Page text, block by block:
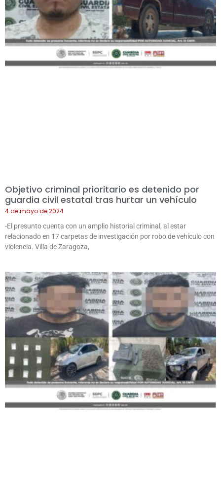
Objetivo criminal prioritario es detenido por
guardia civil estatal tras hurtar un vehículo
4 de mayo de 2024
-El presunto cuenta con un amplio historial criminal, al estar
relacionado en 17 carpetas de investigación por robo de vehículo con
violencia. Villa de Zaragoza,